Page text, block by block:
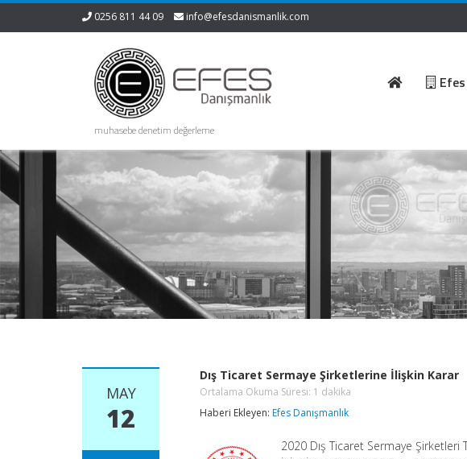
0256 811 44 09 info@efesdanismanlik.com
muhasebe denetim değerleme
MAY
12
Dış Ticaret Sermaye Şirketlerine İlişkin Karar
Ortalama Okuma Süresi: 1 dakika
Haberi Ekleyen:Efes Danışmanlık
2020 Dış Ticaret Sermaye Şirketleri